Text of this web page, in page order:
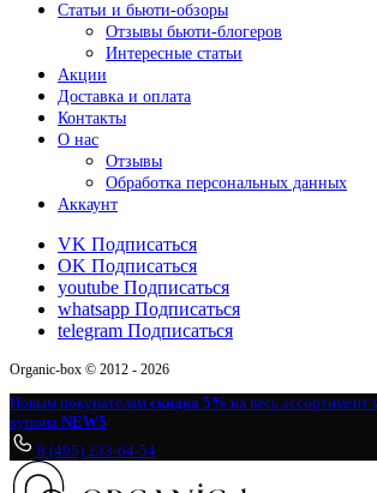
Статьи и бьюти-обзоры
Отзывы бьюти-блогеров
Интересные статьи
Акции
Доставка и оплата
Контакты
О нас
Отзывы
Обработка персональных данных
Аккаунт
VK Подписаться
OK Подписаться
youtube Подписаться
whatsapp Подписаться
telegram Подписаться
Organic-box © 2012 - 2026
Новым покупателям скидка 5% на весь ассортимент
купона NEW5
8 (495) 233-64-54